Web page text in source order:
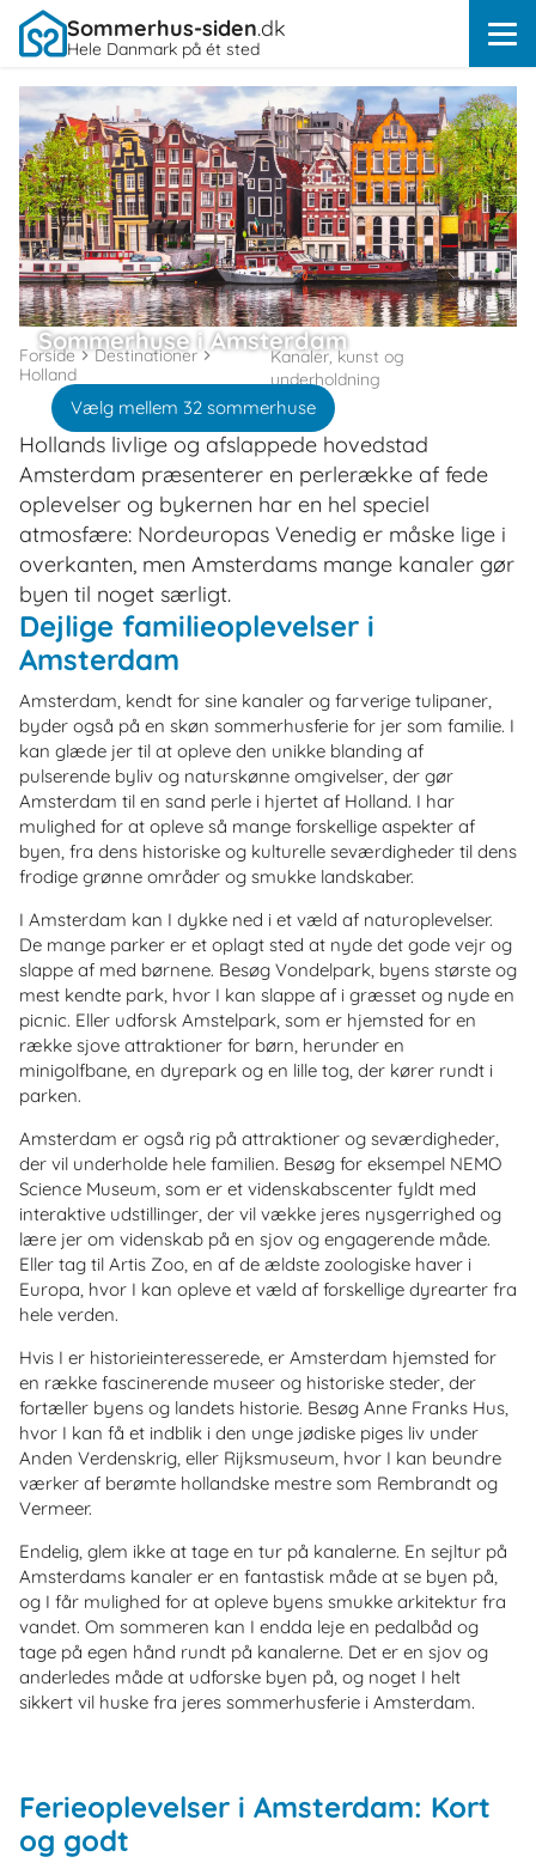
Sommerhus-siden.dk
Hele Danmark på ét sted
Sommerhuse i Amsterdam
Vælg mellem 32 sommerhuse
Forside
Destinationer
Holland
Kanaler, kunst og
underholdning
Hollands livlige og afslappede hovedstad
Amsterdam præsenterer en perlerække af fede
oplevelser og bykernen har en hel speciel
atmosfære: Nordeuropas Venedig er måske lige i
overkanten, men Amsterdams mange kanaler gør
byen til noget særligt.
Dejlige familieoplevelser i
Amsterdam
Amsterdam, kendt for sine kanaler og farverige tulipaner,
byder også på en skøn sommerhusferie for jer som familie. I
kan glæde jer til at opleve den unikke blanding af
pulserende byliv og naturskønne omgivelser, der gør
Amsterdam til en sand perle i hjertet af Holland. I har
mulighed for at opleve så mange forskellige aspekter af
byen, fra dens historiske og kulturelle seværdigheder til dens
frodige grønne områder og smukke landskaber.
I Amsterdam kan I dykke ned i et væld af naturoplevelser.
De mange parker er et oplagt sted at nyde det gode vejr og
slappe af med børnene. Besøg Vondelpark, byens største og
mest kendte park, hvor I kan slappe af i græsset og nyde en
picnic. Eller udforsk Amstelpark, som er hjemsted for en
række sjove attraktioner for børn, herunder en
minigolfbane, en dyrepark og en lille tog, der kører rundt i
parken.
Amsterdam er også rig på attraktioner og seværdigheder,
der vil underholde hele familien. Besøg for eksempel NEMO
Science Museum, som er et videnskabscenter fyldt med
interaktive udstillinger, der vil vække jeres nysgerrighed og
lære jer om videnskab på en sjov og engagerende måde.
Eller tag til Artis Zoo, en af de ældste zoologiske haver i
Europa, hvor I kan opleve et væld af forskellige dyrearter fra
hele verden.
Hvis I er historieinteresserede, er Amsterdam hjemsted for
en række fascinerende museer og historiske steder, der
fortæller byens og landets historie. Besøg Anne Franks Hus,
hvor I kan få et indblik i den unge jødiske piges liv under
Anden Verdenskrig, eller Rijksmuseum, hvor I kan beundre
værker af berømte hollandske mestre som Rembrandt og
Vermeer.
Endelig, glem ikke at tage en tur på kanalerne. En sejltur på
Amsterdams kanaler er en fantastisk måde at se byen på,
og I får mulighed for at opleve byens smukke arkitektur fra
vandet. Om sommeren kan I endda leje en pedalbåd og
tage på egen hånd rundt på kanalerne. Det er en sjov og
anderledes måde at udforske byen på, og noget I helt
sikkert vil huske fra jeres sommerhusferie i Amsterdam.
Ferieoplevelser i Amsterdam: Kort
og godt